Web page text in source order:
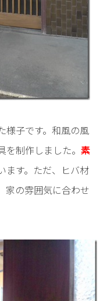
様子です。和風の風
制作しました。 素
ます。ただ、ヒバ材
家の雰囲気に合わせ